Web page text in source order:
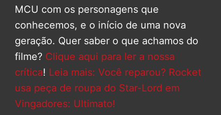
MCU com os personagens que
conhecemos, e o início de uma nova
geração. Quer saber o que achamos do
filme? Clique aqui para ler a nossa
crítica! Leia mais: Você reparou? Rocket
usa peça de roupa do Star-Lord em
Vingadores: Ultimato!